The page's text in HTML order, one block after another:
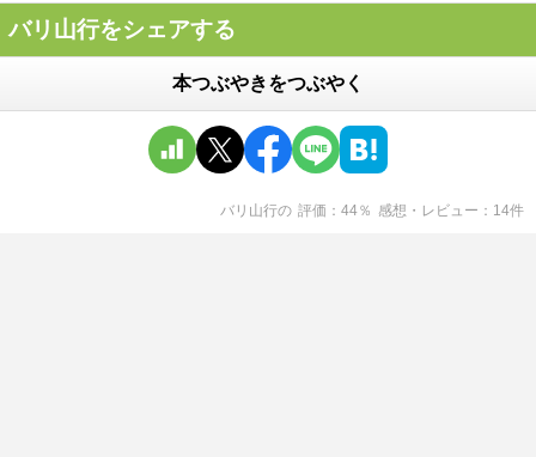
バリ山行をシェアする
本つぶやきをつぶやく
バリ山行の 評価 44％ 感想・レビュー 14件